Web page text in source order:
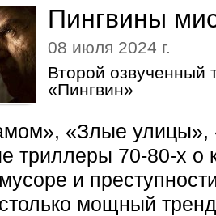
Пингвины
08 июля 2024 г.
Второй озвученный
«Пингвин»
«Злые улицы»,
триллеры 70-80-х о
и
мощный